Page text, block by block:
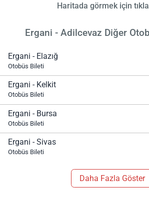
Haritada görmek için
Ergani - Adilcevaz Diğer
Ergani - Elazığ
Otobüs Bileti
Ergani - Kelkit
Otobüs Bileti
Ergani - Bursa
Otobüs Bileti
Ergani - Sivas
Otobüs Bileti
Daha Fazla Göster